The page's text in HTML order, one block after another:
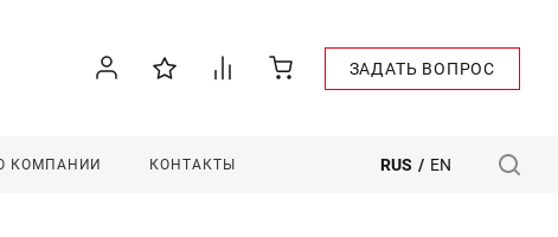
ЗАДАТЬ ВОПРОС
КОМПАНИИ КОНТАКТЫ RUS / EN